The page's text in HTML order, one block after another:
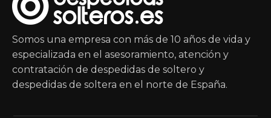
Somos una empresa con más de 10 años de vida y
especializada en el asesoramiento, atención y
contratación de despedidas de soltero y
despedidas de soltera en el norte de España.